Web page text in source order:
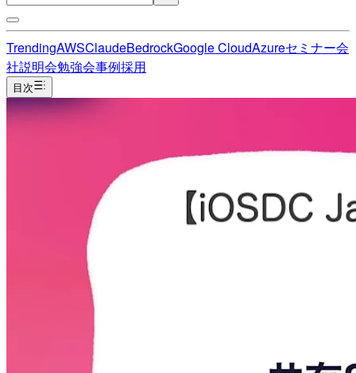
TrendingAWSClaudeBedrockGoogle CloudAzureセミナー会
社説明会勉強会事例採用
目次